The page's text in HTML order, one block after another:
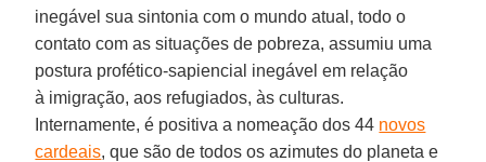
inegável sua sintonia com o mundo atual, todo o
contato com as situações de pobreza, assumiu uma
postura profético-sapiencial inegável em relação
à imigração, aos refugiados, às culturas.
Internamente, é positiva a nomeação dos 44 novos
cardeais, que são de todos os azimutes do planeta e